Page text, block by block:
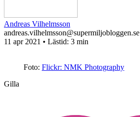
Andreas Vilhelmsson
andreas.vilhelmsson@supermiljobloggen.se
11 apr 2021 • Lästid: 3 min
Foto: Flickr: NMK Photography
Gilla